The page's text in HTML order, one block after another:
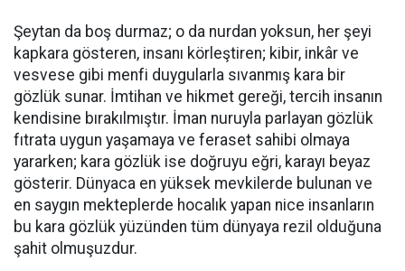
​Şeytan da boş durmaz; o da nurdan yoksun, her şeyi
kapkara gösteren, insanı körleştiren; kibir, inkâr ve
vesvese gibi menfi duygularla sıvanmış kara bir
gözlük sunar. İmtihan ve hikmet gereği, tercih insanın
kendisine bırakılmıştır. İman nuruyla parlayan gözlük
fıtrata uygun yaşamaya ve feraset sahibi olmaya
yararken; kara gözlük ise doğruyu eğri, karayı beyaz
gösterir. Dünyaca en yüksek mevkilerde bulunan ve
en saygın mekteplerde hocalık yapan nice insanların
bu kara gözlük yüzünden tüm dünyaya rezil olduğuna
şahit olmuşuzdur.